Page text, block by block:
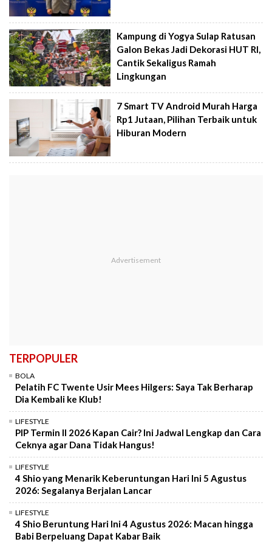
Kampung di Yogya Sulap Ratusan
Galon Bekas Jadi Dekorasi HUT RI,
Cantik Sekaligus Ramah
Lingkungan
7 Smart TV Android Murah Harga
Rp1 Jutaan, Pilihan Terbaik untuk
Hiburan Modern
TERPOPULER
BOLA
Pelatih FC Twente Usir Mees Hilgers: Saya Tak Berharap
Dia Kembali ke Klub!
LIFESTYLE
PIP Termin II 2026 Kapan Cair? Ini Jadwal Lengkap dan Cara
Ceknya agar Dana Tidak Hangus!
LIFESTYLE
4 Shio yang Menarik Keberuntungan Hari Ini 5 Agustus
2026: Segalanya Berjalan Lancar
LIFESTYLE
4 Shio Beruntung Hari Ini 4 Agustus 2026: Macan hingga
Babi Berpeluang Dapat Kabar Baik